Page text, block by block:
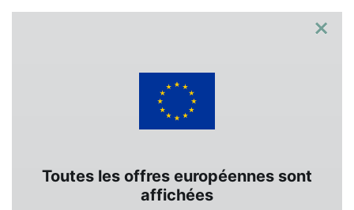
×
Toutes les offres européennes sont
affichées